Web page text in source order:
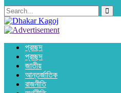
প্রচ্ছদ
প্রচ্ছদ
জাতীয়
আন্তর্জাতিক
রাজনীতি